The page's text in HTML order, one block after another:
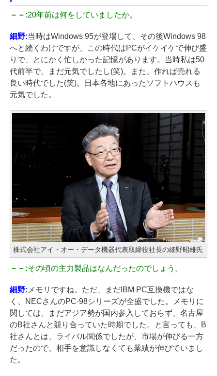
－－:20年前は何をしていましたか。
細野:当時はWindows 95が登場して、その後Windows 98
へと続くわけですが、この時代はPCがイケイケで伸び盛
りで、とにかく忙しかった記憶があります。当時私は50
代前半で、まだ元気でしたし(笑)。また、作れば売れる
良い時代でした(笑)。日本各地にあったソフトハウスも
元気でした。
株式会社アイ・オー・データ機器代表取締役社長の細野昭雄氏
－－:その頃の主力製品はなんだったのでしょう。
細野: メモリですね。ただ、まだIBM PC互換機ではな
く、NECさんのPC-98シリーズが全盛でした。メモリに
関しては、まだアジア勢が国内参入しておらず、名古屋
のB社さんと競り合っていた時期でした。と言っても、B
社さんとは、ライバル関係でしたが、市場が伸びる一方
だったので、相手を意識しなくても業績が伸びていまし
た。